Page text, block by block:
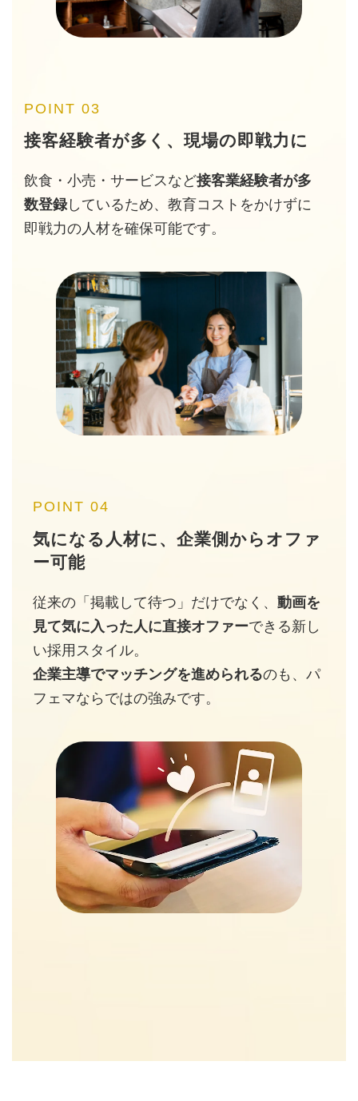
POINT 03
接客経験者が多く、現場の即戦力に
飲食・小売・サービスなど接客業経験者が多
数登録しているため、教育コストをかけずに
即戦力の人材を確保可能です。
POINT 04
気になる人材に、企業側からオファ
ー可能
従来の「掲載して待つ」だけでなく、 動画を
見て気に入った人に直接オファーできる新し
い採用スタイル。
企業主導でマッチングを進められるのも、パ
フェマならではの強みです。